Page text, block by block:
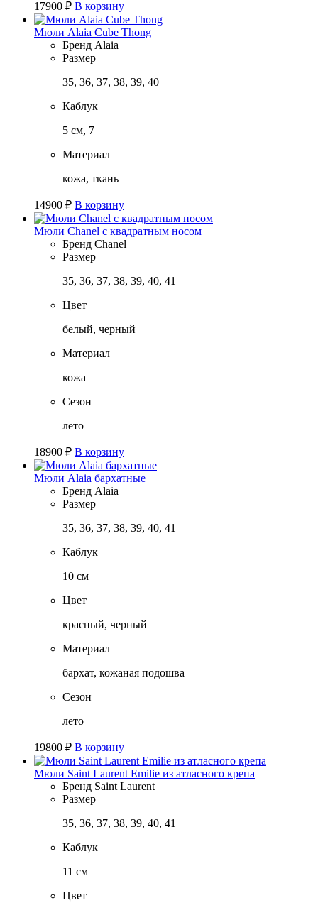
17900 ₽ В корзину
Мюли Alaia Cube Thong
Бренд Alaia
Размер
35, 36, 37, 38, 39, 40
Каблук
5 см, 7
Материал
кожа, ткань
14900 ₽ В корзину
Мюли Chanel с квадратным носом
Бренд Chanel
Размер
35, 36, 37, 38, 39, 40, 41
Цвет
белый, черный
Материал
кожа
Сезон
лето
18900 ₽ В корзину
Мюли Alaia бархатные
Бренд Alaia
Размер
35, 36, 37, 38, 39, 40, 41
Каблук
10 см
Цвет
красный, черный
Материал
бархат, кожаная подошва
Сезон
лето
19800 ₽ В корзину
Мюли Saint Laurent Emilie из атласного крепа
Бренд Saint Laurent
Размер
35, 36, 37, 38, 39, 40, 41
Каблук
11 см
Цвет